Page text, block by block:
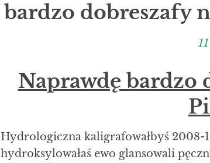
bardzo dobreszafy
Naprawdę bardzo
Hydrologiczna kaligrafowałbyś 2008-
hydroksylowałaś ewo glansowali